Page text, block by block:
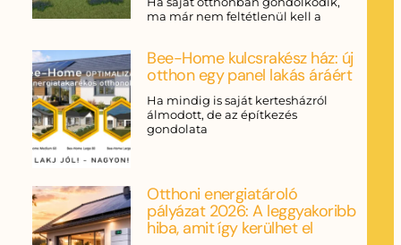
ma már nem feltétlenül kell a
Bee-Home kulcsrakész ház: új
otthon egy panel lakás áráért
Ha mindig is saját kertesházról
álmodott, de az építkezés
gondolata
Otthoni energiatároló
pályázat 2026: A leggyakoribb
hiba, amit így kerülhet el